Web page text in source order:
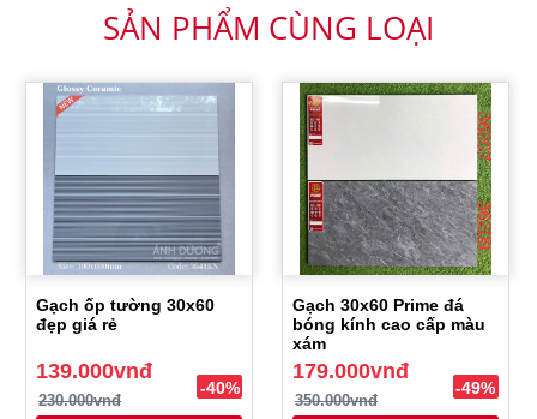
SẢN PHẨM CÙNG LOẠI
Gạch ốp tường 30x60
đẹp giá rẻ
139.000vnđ
230.000vnđ
-40%
Gạch 30x60 Prime đá
bóng kính cao cấp màu
xám
179.000vnđ
350.000vnđ
-49%